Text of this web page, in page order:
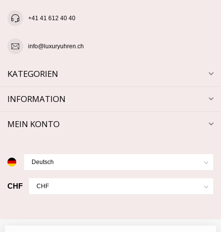
+41 41 612 40 40
info@luxuryuhren.ch
KATEGORIEN
INFORMATION
MEIN KONTO
CHF